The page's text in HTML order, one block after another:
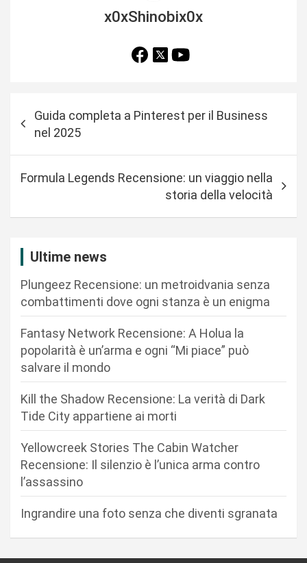
x0xShinobix0x
a
Guida completa a Pinterest per il Business
nel 2025
Formula Legends Recensione: un viaggio nella
storia della velocità
Ultime news
Plungeez Recensione: un metroidvania senza
combattimenti dove ogni stanza è un enigma
Fantasy Network Recensione: A Holua la
popolarità è un’arma e ogni “Mi piace” può
salvare il mondo
Kill the Shadow Recensione: La verità di Dark
Tide City appartiene ai morti
Yellowcreek Stories The Cabin Watcher
Recensione: Il silenzio è l’unica arma contro
l’assassino
Ingrandire una foto senza che diventi sgranata